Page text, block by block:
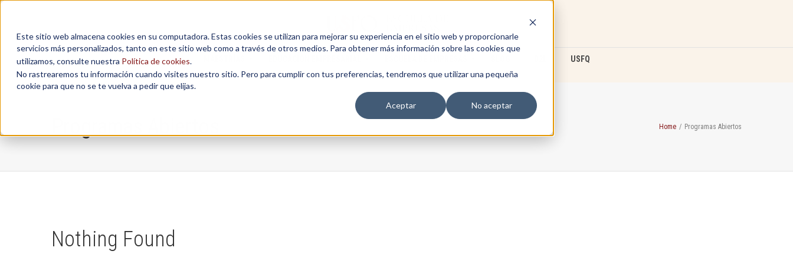
Este sitio web almacena cookies en su computadora. Estas cookies se utilizan para mejorar su experiencia en el sitio web y proporcionarle
servicios más personalizados, tanto en este sitio web como a través de otros medios. Para obtener más información sobre las cookies que
utilizamos, consulte nuestra Política de cookies.
No rastrearemos tu información cuando visites nuestro sitio. Pero para cumplir con tus preferencias, tendremos que utilizar una pequeña
cookie para que no se te vuelva a pedir que elijas.
Aceptar
No aceptar
USFQ
Home / Programas Abiertos
Nothing Found